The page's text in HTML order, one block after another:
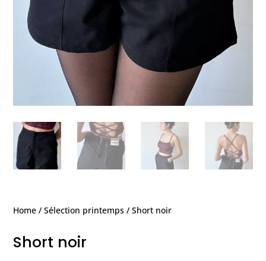
Home /Sélection printemps / Short noir
Short noir